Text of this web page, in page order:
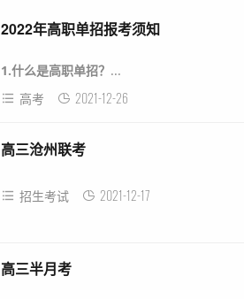
2022年高职单招报考须知
1.什么是高职单招？ ...
高考
2021-12-26
高三沧州联考
招生考试 2021-12-17
高三半月考